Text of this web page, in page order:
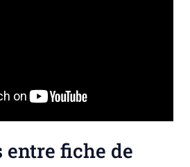
fiche de